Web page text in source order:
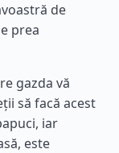
de
prea
gazda vă
să facă acest
iar
este